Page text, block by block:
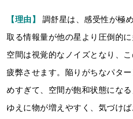
【理由】 調舒星は、感受性が極
取る情報量が他の星より圧倒的
空間は視覚的なノイズとなり、
疲弊させます。陥りがちなパタ
めすぎて、空間が飽和状態にな
ゆえに物が増えやすく、気づけ